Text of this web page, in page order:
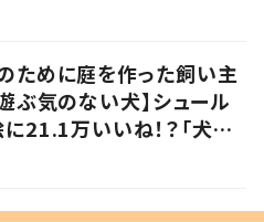
ために庭を作った飼い主
ぶ気のない犬】シュール
21.1万いいね！？「犬の